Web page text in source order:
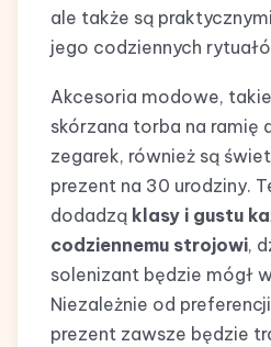
ale także są
jego codziennych
Akcesoria modowe,
skórzana torba na ramię
zegarek, również są
prezent na 30 urodziny.
dodadzą klasy i gustu
codziennemu strojowi,
solenizant będzie mógł
Niezależnie od
prezent zawsze będzie